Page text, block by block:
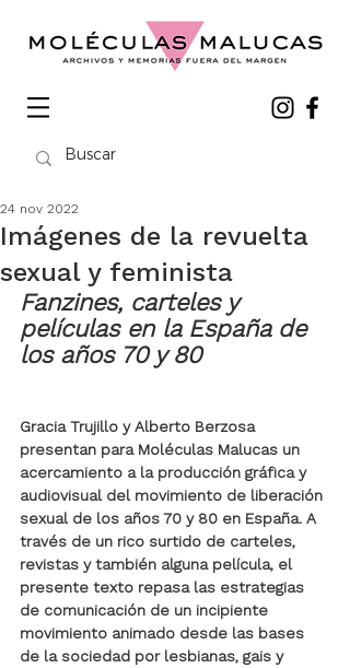
Imágenes de la revuelta
sexual y feminista
24 nov 2022
Fanzines, carteles y
películas en la España de
los años 70 y 80
Gracia Trujillo y Alberto Berzosa
presentan para Moléculas Malucas un
acercamiento a la producción gráfica y
audiovisual del movimiento de liberación
sexual de los años 70 y 80 en España. A
través de un rico surtido de carteles,
revistas y también alguna película, el
presente texto repasa las estrategias
de comunicación de un incipiente
movimiento animado desde las bases
de la sociedad por lesbianas, gais y